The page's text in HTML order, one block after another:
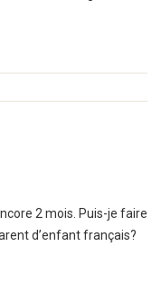
2 mois. Puis-je faire
d’enfant français?